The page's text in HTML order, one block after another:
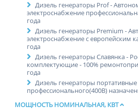
Дизель генераторы Prof -
электроснабжение
года
Дизель генераторы Premium -
электроснабжение с европейским
года
Дизель генераторы Славянка -
комплектующие - 100%
года
Дизель генераторы
профессионального(400В)
МОЩНОСТЬ НОМИНАЛЬНАЯ, КВТ